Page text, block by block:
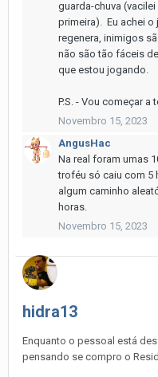
guarda-chuva
primeira). Eu achei
regenera, inimigos
não são tão fáceis
que estou jogando.
P.S. - Vou começar a
Novembro 15, 2023
AngusHac
Na real foram umas
troféu só caiu com 5
algum caminho
horas.
Novembro 15, 2023
hidra13
Enquanto o pessoal está
pensando se compro o